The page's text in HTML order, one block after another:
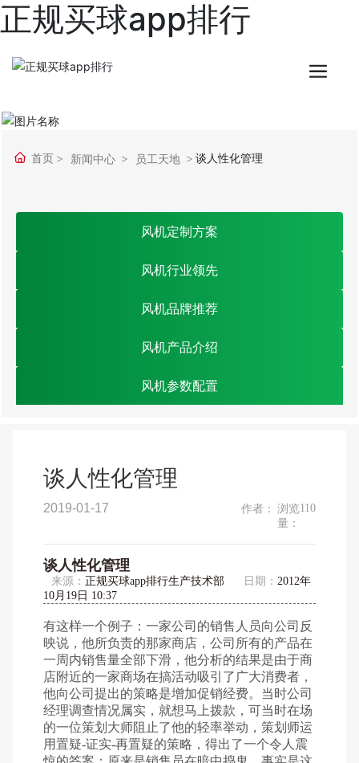
正规买球app排行
首页 新闻中心 员工天地 谈人性化管理
风机定制方案
风机行业领先
风机品牌推荐
风机产品介绍
风机参数配置
谈人性化管理
2019-01-17 作者： 浏览
量：
110
谈人性化管理
来源：正规买球app排行生产技术部 日期： 2012年
10月19日 10:37
有这样一个例子：一家公司的销售人员向公司反
映说，他所负责的那家商店，公司所有的产品在
一周内销售量全部下滑，他分析的结果是由于商
店附近的一家商场在搞活动吸引了广大消费者，
他向公司提出的策略是增加促销经费。当时公司
经理调查情况属实，就想马上拨款，可当时在场
的一位策划大师阻止了他的轻率举动，策划师运
用置疑-证实-再置疑的策略，得出了一个令人震